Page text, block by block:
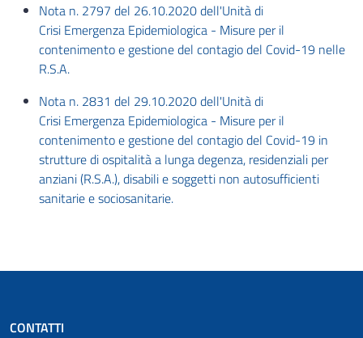
Nota n. 2797 del 26.10.2020 dell'Unità di
Crisi Emergenza Epidemiologica - Misure per il
contenimento e gestione del contagio del Covid-19 nelle
R.S.A.
Nota n. 2831 del 29.10.2020 dell'Unità di
Crisi Emergenza Epidemiologica - ​Misure per il
contenimento e gestione del contagio del Covid-19 in
strutture di ospitalità a lunga degenza, residenziali per
anziani (R.S.A.), disabili e soggetti non autosufficienti
sanitarie e sociosanitarie.​
CONTATTI